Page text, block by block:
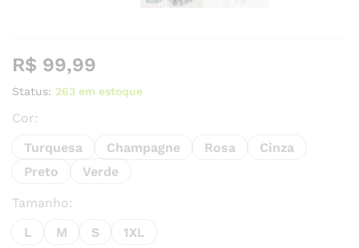
R$ 99,99
Status: 263 em estoque
Cor:
Turquesa
Champagne Rosa
Cinza
Preto
Verde
Tamanho:
L
M S 1XL